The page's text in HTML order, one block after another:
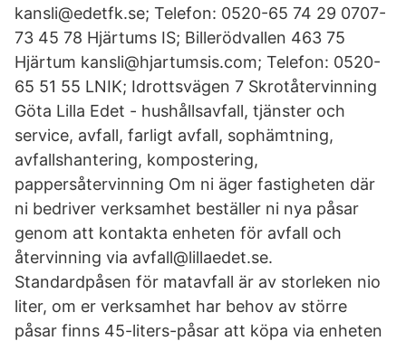
kansli@edetfk.se; Telefon: 0520-65 74 29 0707-
73 45 78 Hjärtums IS; Billerödvallen 463 75
Hjärtum kansli@hjartumsis.com; Telefon: 0520-
65 51 55 LNIK; Idrottsvägen 7 Skrotåtervinning
Göta Lilla Edet - hushållsavfall, tjänster och
service, avfall, farligt avfall, sophämtning,
avfallshantering, kompostering,
pappersåtervinning Om ni äger fastigheten där
ni bedriver verksamhet beställer ni nya påsar
genom att kontakta enheten för avfall och
återvinning via avfall@lillaedet.se.
Standardpåsen för matavfall är av storleken nio
liter, om er verksamhet har behov av större
påsar finns 45-liters-påsar att köpa via enheten